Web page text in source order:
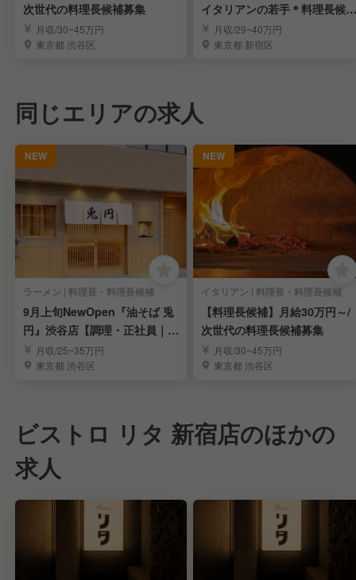
次世代の料理長候補募集
月収/30~45万円
東京都 渋谷区
イタリアンの若手＊料理長候補
募集月収/29~40万円
東京都 新宿区
同じエリアの求人
NEW
ラーメン | 料理長・料理長候補
9月上旬NewOpen『油そば 兎
円』渋谷店【調理・正社員｜店
長候補】
月収/25~35万円
東京都 渋谷区
NEW
イタリアン | 料理長・料理長候補
【料理長候補】月給30万円～/
次世代の料理長候補募集
月収/30~45万円
東京都 渋谷区
ビストロ リタ 新宿店のほかの
求人